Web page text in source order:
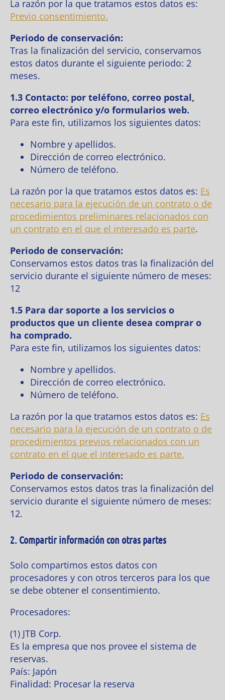
La razón por la que tratamos estos datos es:
Previo consentimiento.
Periodo de conservación:
Tras la finalización del servicio, conservamos
estos datos durante el siguiente periodo: 2
meses.
1.3 Contacto: por teléfono, correo postal,
correo electrónico y/o formularios web.
Para este fin, utilizamos los siguientes datos:
Nombre y apellidos.
Dirección de correo electrónico.
Número de teléfono.
La razón por la que tratamos estos datos es: Es
necesario para la ejecución de un contrato o de
procedimientos preliminares relacionados con
un contrato en el que el interesado es parte.
Periodo de conservación:
Conservamos estos datos tras la finalización del
servicio durante el siguiente número de meses:
12
1.5 Para dar soporte a los servicios o
productos que un cliente desea comprar o
ha comprado.
Para este fin, utilizamos los siguientes datos:
Nombre y apellidos.
Dirección de correo electrónico.
Número de teléfono.
La razón por la que tratamos estos datos es: Es
necesario para la ejecución de un contrato o de
procedimientos previos relacionados con un
contrato en el que el interesado es parte.
Periodo de conservación:
Conservamos estos datos tras la finalización del
servicio durante el siguiente número de meses:
12.
2. Compartir información con otras partes
Solo compartimos estos datos con
procesadores y con otros terceros para los que
se debe obtener el consentimiento.
Procesadores:
(1) JTB Corp.
Es la empresa que nos provee el sistema de
reservas.
País: Japón
Finalidad: Procesar la reserva